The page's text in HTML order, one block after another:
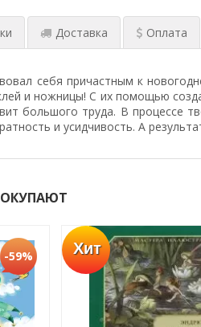
Доставка Оплата
себя причастным к
и ножницы! С их помощью
большого труда. В процессе
и усидчивость. А
-59% Хит